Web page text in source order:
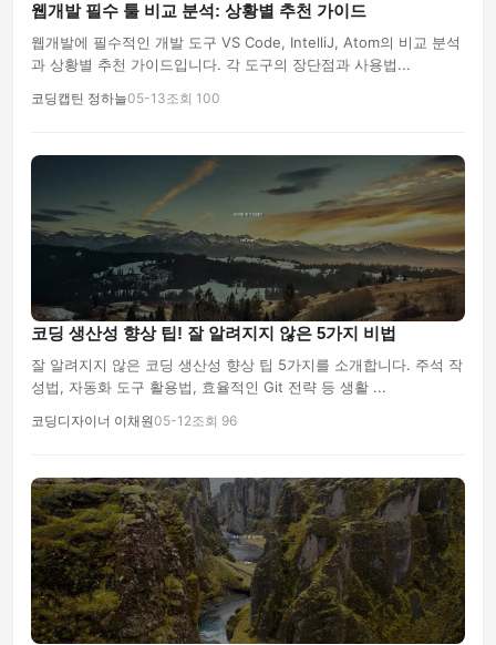
웹개발 필수 툴 비교 분석: 상황별 추천 가이드
웹개발에 필수적인 개발 도구 VS Code, IntelliJ, Atom의 비교 분석
과 상황별 추천 가이드입니다. 각 도구의 장단점과 사용법...
코딩캡틴 정하늘05-13조회 100
코딩 생산성 향상 팁! 잘 알려지지 않은 5가지 비법
잘 알려지지 않은 코딩 생산성 향상 팁 5가지를 소개합니다. 주석 작
성법, 자동화 도구 활용법, 효율적인 Git 전략 등 생활 ...
코딩디자이너 이채원05-12조회 96